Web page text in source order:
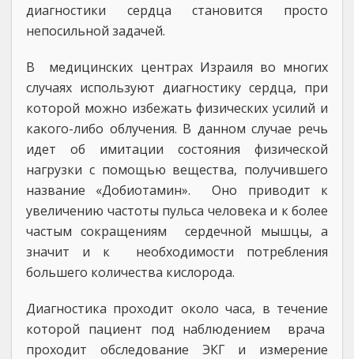
диагностики сердца становится просто
непосильной задачей.
В медицинских центрах Израиля во многих
случаях используют диагностику сердца, при
которой можно избежать физических усилий и
какого-либо облучения. В данном случае речь
идет об имитации состояния физической
нагрузки с помощью вещества, получившего
название «Добиотамин». Оно приводит к
увеличению частоты пульса человека и к более
частым сокращениям сердечной мышцы, а
значит и к необходимости потребления
большего количества кислорода.
Диагностика проходит около часа, в течение
которой пациент под наблюдением врача
проходит обследование ЭКГ и измерение